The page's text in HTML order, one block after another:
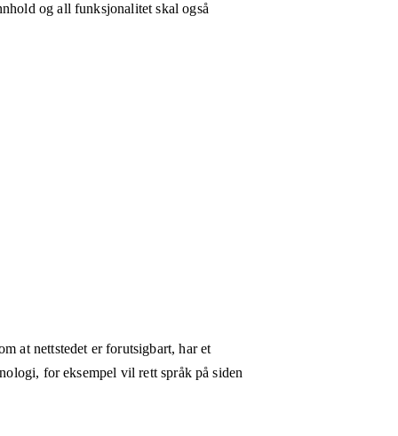
og all funksjonalitet skal også
at nettstedet er forutsigbart, har et
for eksempel vil rett språk på siden